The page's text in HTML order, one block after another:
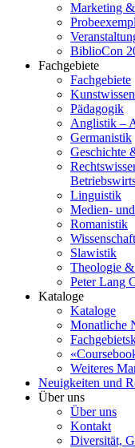
Marketing &
BiblioCon
Fachgebiete
Fachgebiete
Pädagogik
Anglistik –
Germanistik
Geschichte
Linguistik
Medien-
Romanistik
Slawistik
Theologie
Peter Lang
Kataloge
Kataloge
Monatliche
Weiteres
Neuigkeiten und
Über uns
Über uns
Kontakt
Diversität,